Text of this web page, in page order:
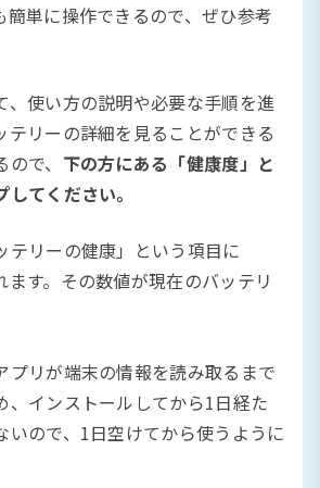
簡単に操作できるので、ぜひ参考
、使い方の説明や必要な手順を進
テリーの詳細を見ることができる
で、 下の方にある「健康度」と
てください。
テリーの健康」という項目に
す。その数値が現在のバッテリ
プリが端末の情報を読み取るまで
、インストールしてから1日経た
いので、1日空けてから使うように